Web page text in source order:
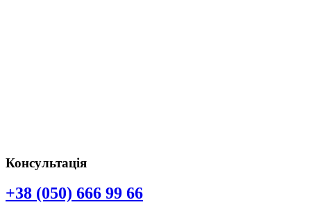
Консультація
+38 (050) 666 99 66